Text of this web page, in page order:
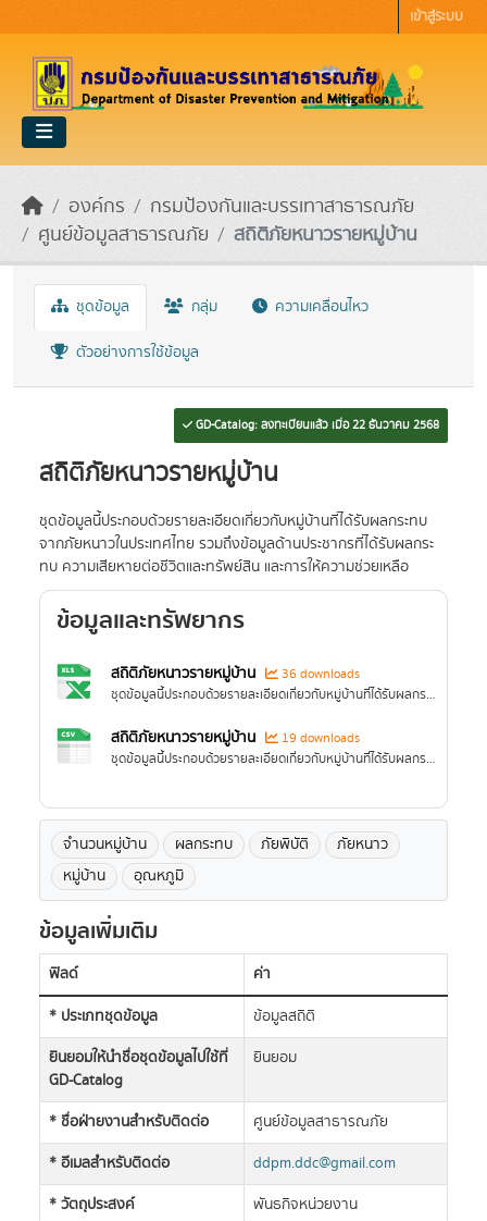
เข้าสู่ระบบ
องค์กร
กรมป้องกันและบรรเทาสาธารณภัย
ศูนย์ข้อมูลสาธารณภัย
สถิติภัยหนาวรายหมู่บ้าน
ชุดข้อมูล กลุ่ม ความเคลื่อนไหว
ตัวอย่างการใช้ข้อมูล
GD-Catalog: ลงทะเบียนแล้ว เมื่อ 22 ธันวาคม 2568
สถิติภัยหนาวรายหมู่บ้าน
ชุดข้อมูลนี้ประกอบด้วยรายละเอียดเกี่ยวกับหมู่บ้านที่ได้รับผลกระทบ
จากภัยหนาวในประเทศไทย รวมถึงข้อมูลด้านประชากรที่ได้รับผลกระ
ทบ ความเสียหายต่อชีวิตและทรัพย์สิน และการให้ความช่วยเหลือ
ข้อมูลและทรัพยากร
สถิติภัยหนาวรายหมู่บ้าน
36 downloads
ชุดข้อมูลนี้ประกอบด้วยรายละเอียดเกี่ยวกับหมู่บ้านที่ได้รับผลกระทบจากภัยหนาวในประเทศไทย รวมถึงข้อมูลด้านประชากรที่ได้รับผลกระทบ ความเสียหายต่อชีวิตและทรัพย์สิน และการให้ความช่วยเหลือ
สถิติภัยหนาวรายหมู่บ้าน
19 downloads
ชุดข้อมูลนี้ประกอบด้วยรายละเอียดเกี่ยวกับหมู่บ้านที่ได้รับผลกระทบจากภัยหนาวในประเทศไทย รวมถึงข้อมูลด้านประชากรที่ได้รับผลกระทบ ความเสียหายต่อชีวิตและทรัพย์สิน และการให้ความช่วยเหลือ
จำนวนหมู่บ้าน ผลกระทบ ภัยพิบัติ
ภัยหนาว
หมู่บ้าน
อุณหภูมิ
ข้อมูลเพิ่มเติม
ฟิลด์
ค่า
* ประเภทชุดข้อมูล
ข้อมูลสถิติ
ยินยอมให้นำชื่อชุดข้อมูลไปใช้ที่
GD-Catalog
ยินยอม
* ชื่อฝ่ายงานสำหรับติดต่อ
ศูนย์ข้อมูลสาธารณภัย
* อีเมลสำหรับติดต่อ
ddpm.ddc@gmail.com
* วัตถุประสงค์
พันธกิจหน่วยงาน